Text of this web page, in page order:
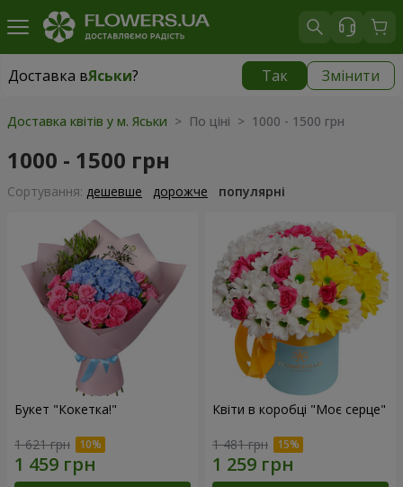
Доставка вЯськи? Так Змінити
Доставка вЯськи
Доставка квітів у м. Яськи > По ціні > 1000 - 1500 грн
1000 - 1500 грн
Сортування: дешевше дорожче популярні
Букет "Кокетка!"
1 621 грн
Квіти в коробці "Моє серце"
1 481 грн